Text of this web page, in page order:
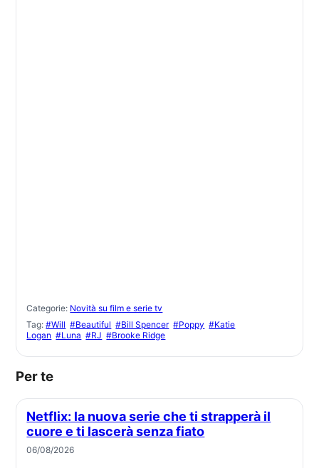
Categorie: Novità su film e serie tv
Tag:#Will #Beautiful #Bill Spencer #Poppy #Katie
Logan #Luna #RJ #Brooke Ridge
Per te
Netflix: la nuova serie che ti strapperà il
cuore e ti lascerà senza fiato
06/08/2026